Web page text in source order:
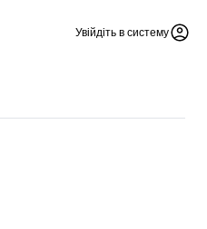
Увійдіть в систему